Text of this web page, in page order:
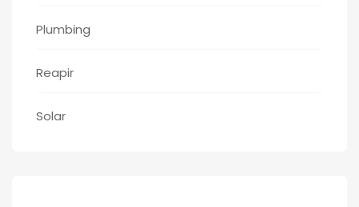
Plumbing
Reapir
Solar